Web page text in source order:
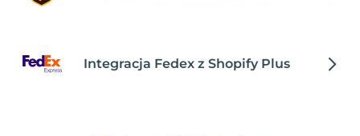
Integracja Fedex z Shopify Plus